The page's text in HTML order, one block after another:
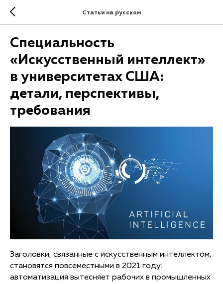
Статьи на русском
Cпециальность
«Искусственный интеллект»
в университетах США:
детали, перспективы,
требования
Заголовки, связанные с искусственным интеллектом,
становятся повсеместными в 2021 году:
автоматизация вытесняет рабочих в промышленных